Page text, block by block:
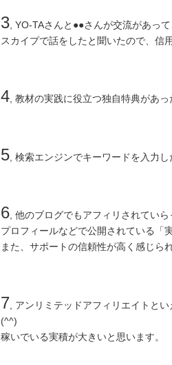
3 , YO-TAさんと●●さんが交流があって
スカイプで話をしたと聞いたので、信
4, 教材の実践に役立つ独自特典があっ
5 , 検索エンジンでキーワードを入力
6, 他のブログでもアフィリされていら
プロフィールなどで公開されている「
また、サポートの信頼性が高く感じら
7 , アンリミテッドアフィリエイトと
(^^)
稼いでいる実積が大きいと思います。